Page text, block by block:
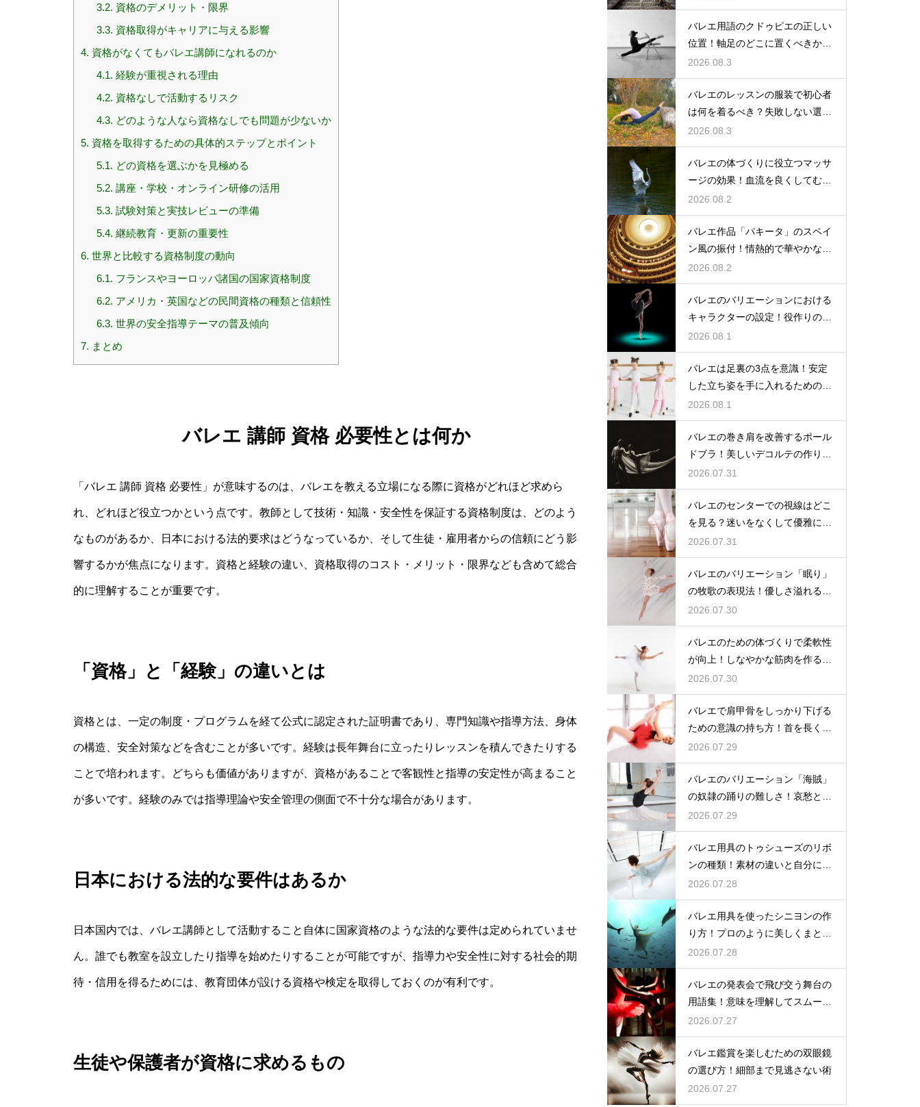
3.2. 資格のデメリット・限界
3.3. 資格取得がキャリアに与える影響
4. 資格がなくてもバレエ講師になれるのか
4.1. 経験が重視される理由
4.2. 資格なしで活動するリスク
4.3. どのような人なら資格なしでも問題が少ないか
5. 資格を取得するための具体的ステップとポイント
5.1. どの資格を選ぶかを見極める
5.2. 講座・学校・オンライン研修の活用
5.3. 試験対策と実技レビューの準備
5.4. 継続教育・更新の重要性
6. 世界と比較する資格制度の動向
6.1. フランスやヨーロッパ諸国の国家資格制度
6.2. アメリカ・英国などの民間資格の種類と信頼性
6.3. 世界の安全指導テーマの普及傾向
7. まとめ
バレエ 講師 資格 必要性とは何か
「バレエ 講師 資格 必要性」が意味するのは、バレエを教える立場になる際に資格がどれほど求めら
れ、どれほど役立つかという点です。教師として技術・知識・安全性を保証する資格制度は、どのよう
なものがあるか、日本における法的要求はどうなっているか、そして生徒・雇用者からの信頼にどう影
響するかが焦点になります。資格と経験の違い、資格取得のコスト・メリット・限界なども含めて総合
的に理解することが重要です。
「資格」と「経験」の違いとは
資格とは、一定の制度・プログラムを経て公式に認定された証明書であり、専門知識や指導方法、身体
の構造、安全対策などを含むことが多いです。経験は長年舞台に立ったりレッスンを積んできたりする
ことで培われます。どちらも価値がありますが、資格があることで客観性と指導の安定性が高まること
が多いです。経験のみでは指導理論や安全管理の側面で不十分な場合があります。
日本における法的な要件はあるか
日本国内では、バレエ講師として活動すること自体に国家資格のような法的な要件は定められていませ
ん。誰でも教室を設立したり指導を始めたりすることが可能ですが、指導力や安全性に対する社会的期
待・信用を得るためには、教育団体が設ける資格や検定を取得しておくのが有利です。
生徒や保護者が資格に求めるもの
バレエ用語のクドゥピエの正しい
位置！軸足のどこに置くべきかを
徹底解説
2026.08.3
バレエのレッスンの服装で初心者
は何を着るべき？失敗しない選び
方
2026.08.3
バレエの体づくりに役立つマッサ
ージの効果！血流を良くしてむく
みスッキリ
2026.08.2
バレエ作品「パキータ」のスペイ
ン風の振付！情熱的で華やかな舞
台の魅力
2026.08.2
バレエのバリエーションにおける
キャラクターの設定！役作りの重
要性
2026.08.1
バレエは足裏の3点を意識！安定
した立ち姿を手に入れるための秘
訣
2026.08.1
バレエの巻き肩を改善するポール
ドブラ！美しいデコルテの作り方
とは
2026.07.31
バレエのセンターでの視線はどこ
を見る？迷いをなくして優雅に踊
る
2026.07.31
バレエのバリエーション「眠り」
の牧歌の表現法！優しさ溢れる踊
り
2026.07.30
バレエのための体づくりで柔軟性
が向上！しなやかな筋肉を作る毎
日の新習慣
2026.07.30
バレエで肩甲骨をしっかり下げる
ための意識の持ち方！首を長く見
せる
2026.07.29
バレエのバリエーション「海賊」
の奴隷の踊りの難しさ！哀愁とテ
クニック
2026.07.29
バレエ用具のトゥシューズのリボ
ンの種類！素材の違いと自分に合
う選び方
2026.07.28
バレエ用具を使ったシニヨンの作
り方！プロのように美しくまとめ
る秘訣
2026.07.28
バレエの発表会で飛び交う舞台の
用語集！意味を理解してスムーズ
に動く
2026.07.27
バレエ鑑賞を楽しむための双眼鏡
の選び方！細部まで見逃さない術
2026.07.27